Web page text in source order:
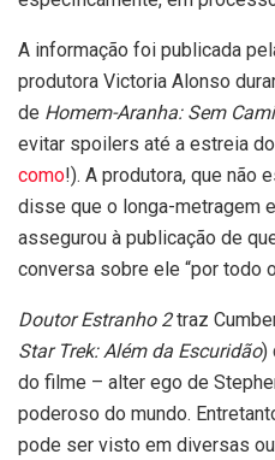
A informação foi publicada
produtora Victoria Alonso
de Homem-Aranha: Sem
evitar spoilers até a estreia
como!). A produtora, que não
disse que o longa-metragem
assegurou à publicação de
conversa sobre ele “por todo o
Doutor Estranho 2traz
Star Trek: Além da Escuridão)
do filme – alter ego de
poderoso do mundo.
pode ser visto em diversas